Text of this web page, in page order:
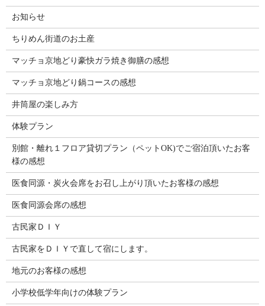
お知らせ
ちりめん街道のお土産
マッチョ京地どり豪快ガラ焼き御膳の感想
マッチョ京地どり鍋コースの感想
井筒屋の楽しみ方
体験プラン
別館・離れ１フロア貸切プラン（ペットOK)でご宿泊頂いたお客
様の感想
医食同源・炭火会席をお召し上がり頂いたお客様の感想
医食同源会席の感想
古民家ＤＩＹ
古民家をＤＩＹで直して宿にします。
地元のお客様の感想
小学校低学年向けの体験プラン